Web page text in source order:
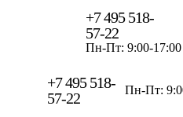
+7 495 518-
57-22
Пн-Пт: 9:00-17:00
+7 495 518-
57-22
Пн-Пт: